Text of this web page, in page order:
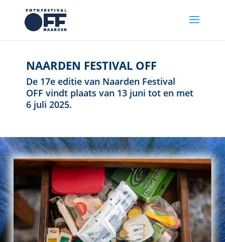
NAARDEN FESTIVAL OFF
De 17e editie van Naarden Festival
OFF vindt plaats van 13 juni tot en met
6 juli 2025.